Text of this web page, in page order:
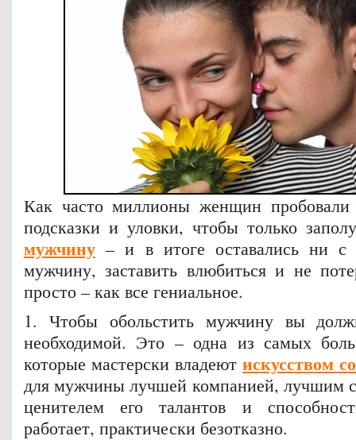
Как часто миллионы женщин пробовали
подсказки и уловки, чтобы только
мужчину – и в итоге оставались ни с
мужчину, заставить влюбиться и не
просто – как все гениальное.
1. Чтобы обольстить мужчину вы
необходимой. Это – одна из самых
которые мастерски владеют искусством
для мужчины лучшей компанией, лучшим
ценителем его талантов и
работает, практически безотказно.